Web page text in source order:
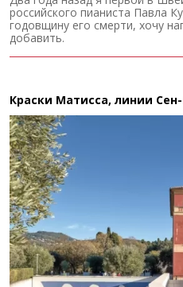
российского пианиста Павла
годовщину его смерти, хочу
добавить.
Краски Матисса, линии